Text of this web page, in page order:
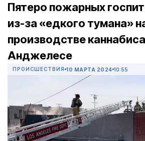
Пятеро пожарных
из-за «едкого тумана»
производстве
Анджелесе
ПРОИСШЕСТВИЯ 10 МАРТА 2024 10:55